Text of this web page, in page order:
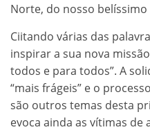
Norte, do nosso
Ciitando várias das
inspirar a sua nova
todos e para todos”. A
“mais frágeis” e o
são outros temas desta
evoca ainda as vítimas de